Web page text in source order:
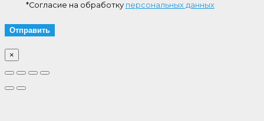
*Согласие на обработку персональных данных
×